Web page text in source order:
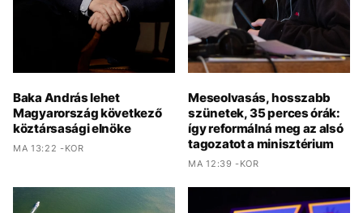
Baka András lehet
Magyarország következő
köztársasági elnöke
MA 13:22 -KOR
Meseolvasás, hosszabb
szünetek, 35 perces órák:
így reformálná meg az alsó
tagozatot a minisztérium
MA 12:39 -KOR